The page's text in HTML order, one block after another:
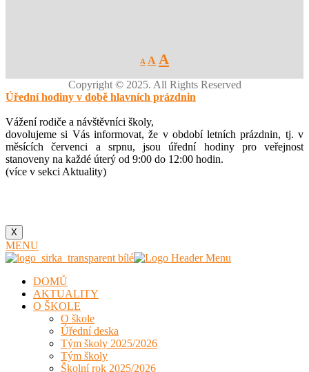
A
Decrease
font
A Reset
font
size.
A
font
size.
Copyright © 2025. All Rights Reserved
Úřední hodiny v době hlavních prázdnin
Vážení rodiče a návštěvníci školy,
dovolujeme si Vás informovat, že v období letních prázdnin, tj. v
měsících červenci a srpnu, jsou úřední hodiny pro veřejnost
stanoveny na každé úterý od 9:00 do 12:00 hodin.
(více v sekci Aktuality)
X
MENU
DOMŮ
AKTUALITY
O ŠKOLE
O škole
Úřední deska
Tým školy 2025/2026
Tým školy
Školní rok 2025/2026